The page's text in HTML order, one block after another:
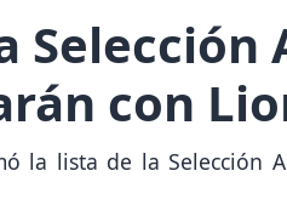
con
la lista de la Selección